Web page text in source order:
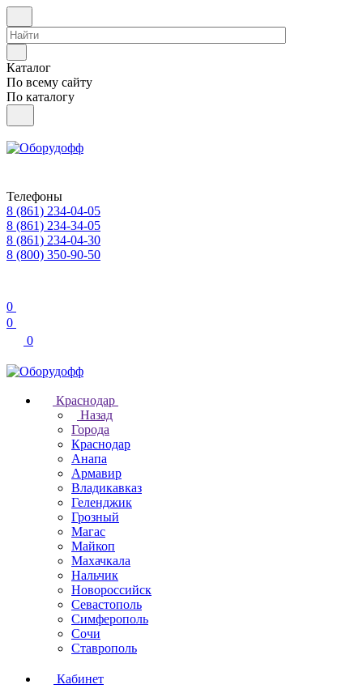
Каталог
По всему сайту
По каталогу
Телефоны
8 (861) 234-04-05
8 (861) 234-34-05
8 (861) 234-04-30
8 (800) 350-90-50
0
0
0
Краснодар
Назад
Города
Краснодар
Анапа
Армавир
Владикавказ
Геленджик
Грозный
Магас
Майкоп
Махачкала
Нальчик
Новороссийск
Севастополь
Симферополь
Сочи
Ставрополь
Кабинет